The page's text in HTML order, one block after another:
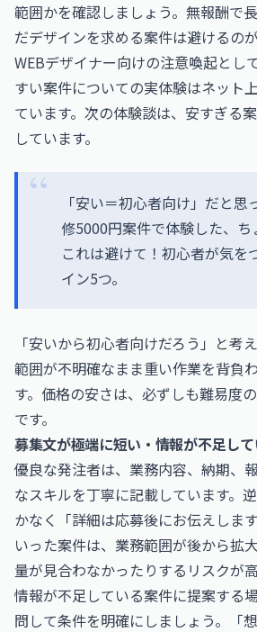
範囲かを確認しましょう。無報酬で
だデザインを求める案件は避けるのが
WEBデザイナー向けの注意喚起とし
すい案件についての実体験はネット
ています。次の体験談は、安すぎる
しています。
「安い＝初心者向け」だと思
修5000円案件で体験した、ち
これは避けて！初心者が気を
イン5つ。
「安いから初心者向けだろう」と考
範囲が不明確なまま重い作業を背負
す。価格の安さは、必ずしも難易度
です。
募集文が極端に短い・情報が不足し
優良な発注者は、業務内容、納期、
なスキルを丁寧に記載しています。
かなく「詳細は応募後にお伝えしま
いった案件は、業務範囲が後から拡
量が見合わなかったりするリスクが
情報が不足している案件に提案する
問して条件を明確にしましょう。「